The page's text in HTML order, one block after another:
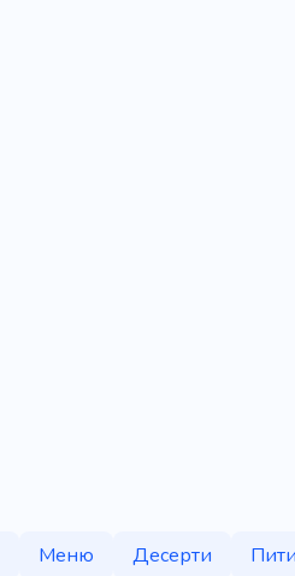
Меню Десерти
Пити